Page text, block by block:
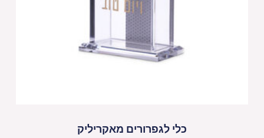
כלי לגפרורים מאקריליק